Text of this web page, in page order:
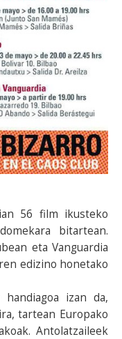
56 film ikusteko
bitartean.
eta Vanguardia
edizino honetako
izan da,
tartean Europako
Antolatzaileek